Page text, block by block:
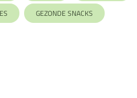
GEZONDE SNACKS